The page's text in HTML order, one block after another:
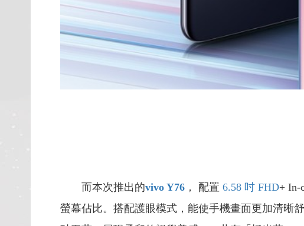
而本次推出的vivo Y76 ， 配置 6.58 吋 FHD+ In-
螢幕佔比。搭配護眼模式，能使手機畫面更加清晰